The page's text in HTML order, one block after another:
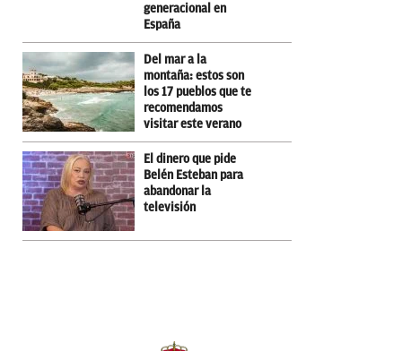
generacional en
España
Del mar a la
montaña: estos son
los 17 pueblos que te
recomendamos
visitar este verano
El dinero que pide
Belén Esteban para
abandonar la
televisión